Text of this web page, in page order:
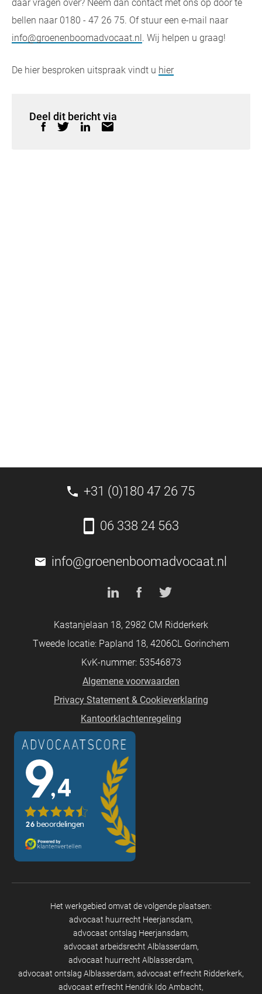
daar vragen over? Neem dan contact met ons op door te
bellen naar 0180 - 47 26 75. Of stuur een e-mail naar
info@groenenboomadvocaat.nl. Wij helpen u graag!
De hier besproken uitspraak vindt u hier
Deel dit bericht via
+31 (0)180 47 26 75
06 338 24 563
info@groenenboomadvocaat.nl
Kastanjelaan 18, 2982 CM Ridderkerk
Tweede locatie: Papland 18, 4206CL Gorinchem
KvK-nummer: 53546873
Algemene voorwaarden
Privacy Statement & Cookieverklaring
Kantoorklachtenregeling
Het werkgebied omvat de volgende plaatsen:
advocaat huurrecht Heerjansdam
advocaat ontslag Heerjansdam
advocaat arbeidsrecht Alblasserdam
advocaat huurrecht Alblasserdam
advocaat ontslag Alblasserdam advocaat erfrecht Ridderkerk
advocaat erfrecht Hendrik Ido Ambacht